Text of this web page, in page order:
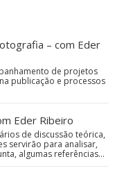
– com Eder
de projetos
publicação e processos
Eder Ribeiro
de discussão teórica,
servirão para analisar,
algumas referências…